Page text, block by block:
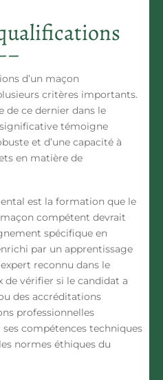
d’un maçon
critères importants.
de ce dernier dans le
témoigne
et d’une capacité à
en matière de
est la formation que le
compétent devrait
spécifique en
par un apprentissage
reconnu dans le
de vérifier si le candidat a
des accréditations
professionnelles
compétences techniques
normes éthiques du